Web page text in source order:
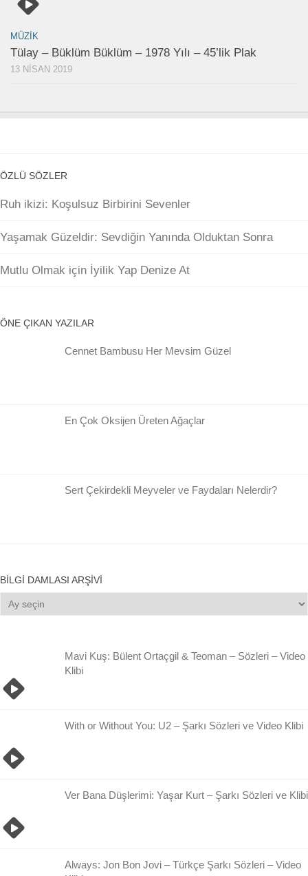
MÜZIK
Tülay – Büklüm Büklüm – 1978 Yılı – 45’lik Plak
13 NISAN 2019
ÖZLÜ SÖZLER
Ruh ikizi: Koşulsuz Birbirini Sevenler
Yaşamak Güzeldir: Sevdiğin Yanında Olduktan Sonra
Mutlu Olmak için İyilik Yap Denize At
ÖNE ÇIKAN YAZILAR
Cennet Bambusu Her Mevsim Güzel
En Çok Oksijen Üreten Ağaçlar
Sert Çekirdekli Meyveler ve Faydaları Nelerdir?
BILGI DAMLASI ARŞIVI
Bilgi
Damlası
Mavi Kuş: Bülent Ortaçgil & Teoman – Sözleri – Video
Klibi
With or Without You: U2 – Şarkı Sözleri ve Video Klibi
Ver Bana Düşlerimi: Yaşar Kurt – Şarkı Sözleri ve Klibi
Always: Jon Bon Jovi – Türkçe Şarkı Sözleri – Video